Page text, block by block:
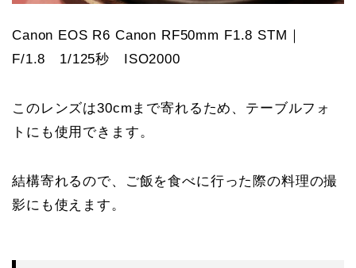
Canon EOS R6 Canon RF50mm F1.8 STM｜
F/1.8 1/125秒 ISO2000
このレンズは30cmまで寄れるため、テーブルフォ
トにも使用できます。
結構寄れるので、ご飯を食べに行った際の料理の撮
影にも使えます。